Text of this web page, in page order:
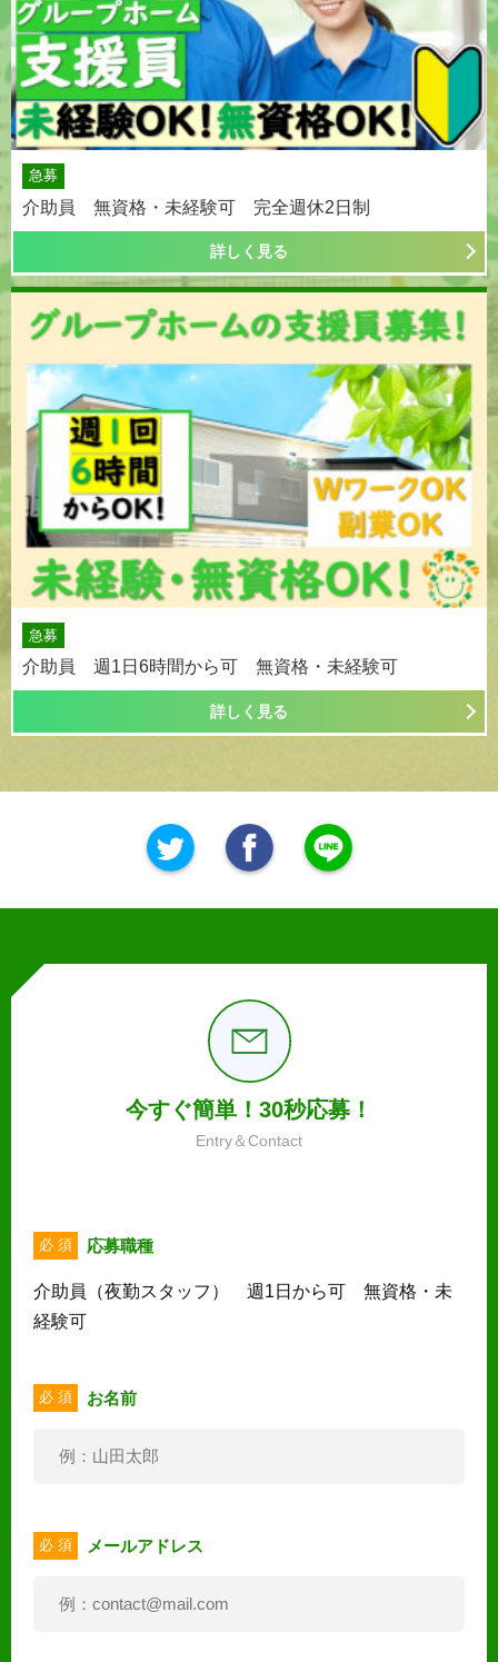
急募
介助員 無資格・未経験可 完全週休2日制
詳しく見る
急募
介助員 週1日6時間から可 無資格・未経験可
詳しく見る
今すぐ簡単！30秒応募！
Entry＆Contact
必 須 応募職種
介助員（夜勤スタッフ） 週1日から可 無資格・未
経験可
必 須 お名前
必 須 メールアドレス